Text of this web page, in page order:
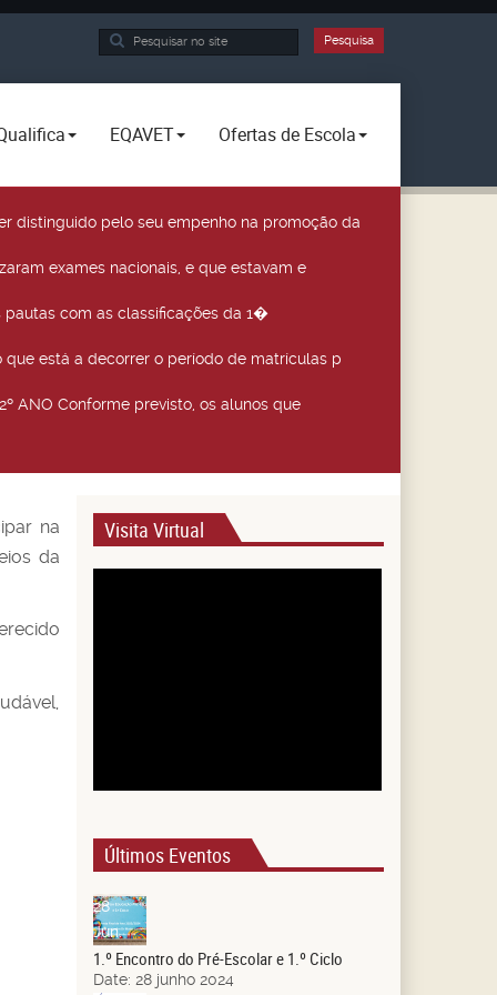
Pesquisa... Pesquisa
EQAVET Ofertas de Escola
distinguido pelo seu empenho na promoção da
exames nacionais, e que estavam e
pautas com as classificações da 1�
está a decorrer o período de matrículas p
ANO Conforme previsto, os alunos que
na
da
Visita Virtual
Últimos Eventos
28
Jun.
1.º Encontro do Pré-Escolar e 1.º Ciclo
Date: 28 junho 2024